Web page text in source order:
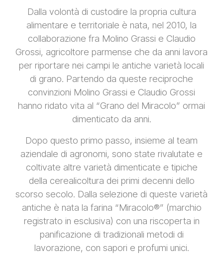
Dalla volontà di custodire la propria cultura
alimentare e territoriale è nata, nel 2010, la
collaborazione fra Molino Grassi e Claudio
Grossi, agricoltore parmense che da anni lavora
per riportare nei campi le antiche varietà locali
di grano. Partendo da queste reciproche
convinzioni Molino Grassi e Claudio Grossi
hanno ridato vita al “Grano del Miracolo” ormai
dimenticato da anni.
Dopo questo primo passo, insieme al team
aziendale di agronomi, sono state rivalutate e
coltivate altre varietà dimenticate e tipiche
della cerealicoltura dei primi decenni dello
scorso secolo. Dalla selezione di queste varietà
antiche è nata la farina “Miracolo®” (marchio
registrato in esclusiva) con una riscoperta in
panificazione di tradizionali metodi di
lavorazione, con sapori e profumi unici.